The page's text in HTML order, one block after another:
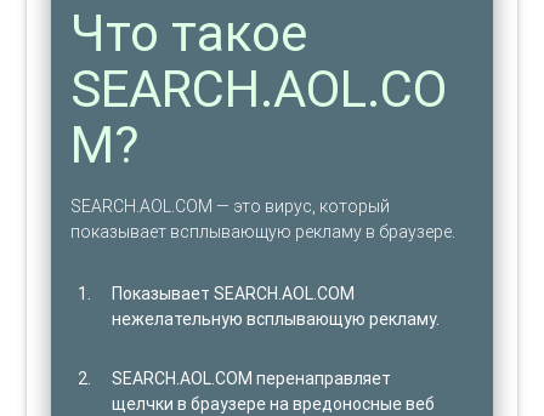
Что такое
SEARCH.AOL.CO
M?
SEARCH.AOL.COM — это вирус, который
показывает всплывающую рекламу в браузере.
Показывает SEARCH.AOL.COM
нежелательную всплывающую рекламу.
SEARCH.AOL.COM перенаправляет
щелчки в браузере на вредоносные веб